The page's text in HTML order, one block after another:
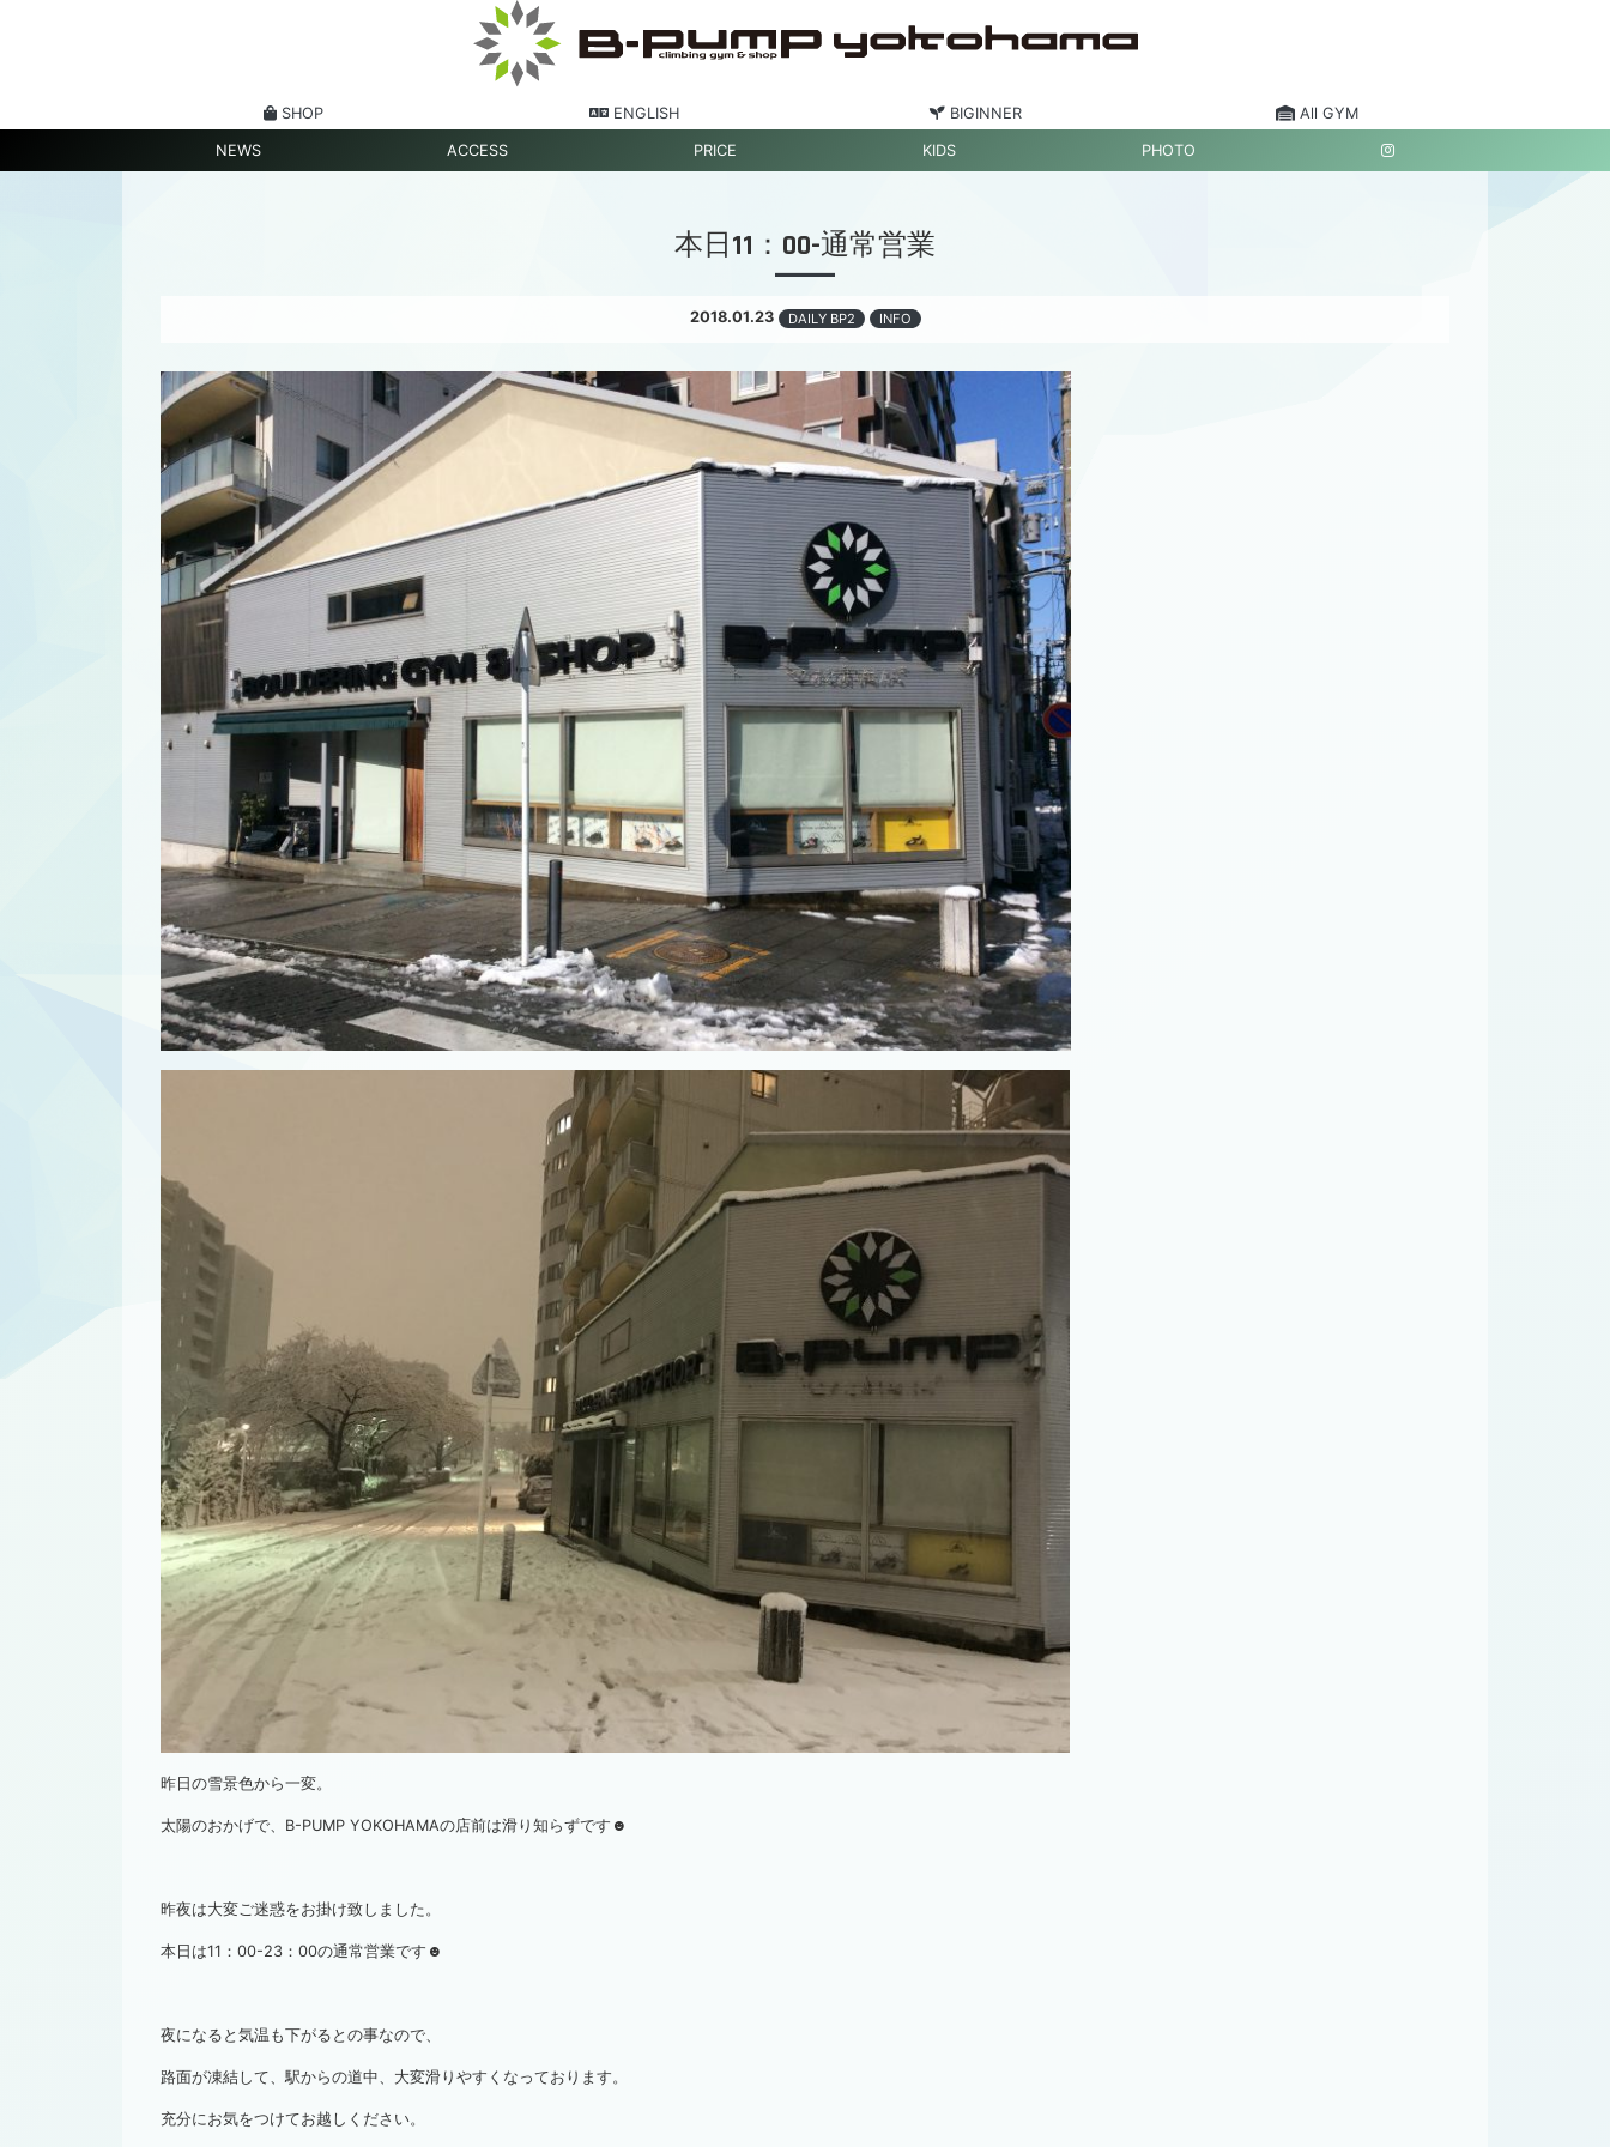
SHOP ENGLISH BIGINNER All GYM
NEWS ACCESS PRICE KIDS PHOTO
本日11：00-通常営業
2018.01.23 DAILY BP2 INFO
昨日の雪景色から一変。
太陽のおかげで、B-PUMP YOKOHAMAの店前は滑り知らずです☻
昨夜は大変ご迷惑をお掛け致しました。
本日は11：00-23：00の通常営業です☻
夜になると気温も下がるとの事なので、
路面が凍結して、駅からの道中、大変滑りやすくなっております。
充分にお気をつけてお越しください。